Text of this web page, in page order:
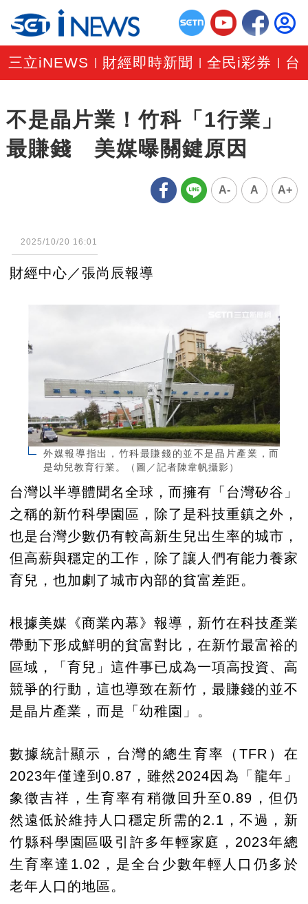
三立iNEWS 財經即時新聞 |全民i彩券 台
不是晶片業！竹科「1行業」
最賺錢 美媒曝關鍵原因
A- A A+
2025/10/20 16:01
財經中心／張尚辰報導
外媒報導指出，竹科最賺錢的並不是晶片產業，而
是幼兒教育行業。（圖／記者陳韋帆攝影）
台灣以半導體聞名全球，而擁有「台灣矽谷」
之稱的新竹科學園區，除了是科技重鎮之外，
也是台灣少數仍有較高新生兒出生率的城市，
但高薪與穩定的工作，除了讓人們有能力養家
育兒，也加劇了城市內部的貧富差距。
根據美媒《商業內幕》報導，新竹在科技產業
帶動下形成鮮明的貧富對比，在新竹最富裕的
區域，「育兒」這件事已成為一項高投資、高
競爭的行動，這也導致在新竹，最賺錢的並不
是晶片產業，而是「幼稚園」。
數據統計顯示，台灣的總生育率（TFR）在
2023年僅達到0.87，雖然2024因為「龍年」
象徵吉祥，生育率有稍微回升至0.89，但仍
然遠低於維持人口穩定所需的2.1，不過，新
竹縣科學園區吸引許多年輕家庭，2023年總
生育率達1.02，是全台少數年輕人口仍多於
老年人口的地區。